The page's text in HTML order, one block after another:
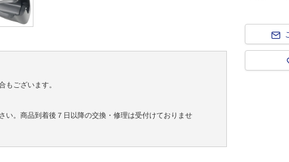
もございます。
い。商品到着後７日以降の交換・修理は受付けておりませ